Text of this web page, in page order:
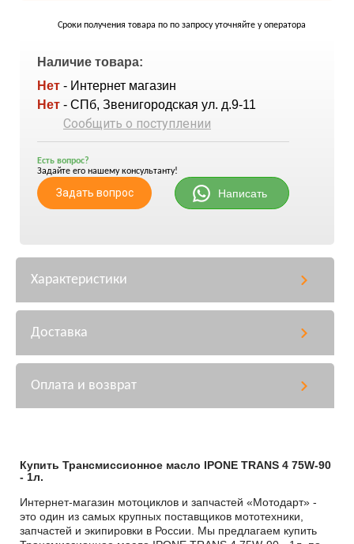
Сроки получения товара по по запросу уточняйте у оператора
Наличие товара:
Нет - Интернет магазин
Нет - СПб, Звенигородская ул. д.9-11
Сообщить о поступлении
Есть вопрос?
Задайте его нашему консультанту!
Задать вопрос Написать
Характеристики
Доставка
Оплата и возврат
Купить Трансмиссионное масло IPONE TRANS 4 75W-90
- 1л.
Интернет-магазин мотоциклов и запчастей «Мотодарт» -
это один из самых крупных поставщиков мототехники,
запчастей и экипировки в России. Мы предлагаем купить